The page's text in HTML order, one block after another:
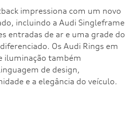
impressiona com um novo
incluindo a Audi Singleframe
entradas de ar e uma grade do
Os Audi Rings em
iluminação também
de design,
e a elegância do veículo.